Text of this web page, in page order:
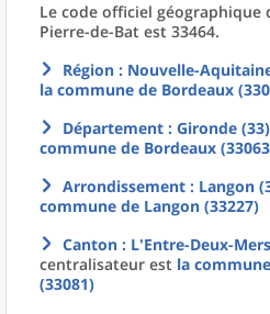
Le code officiel géographique
Pierre-de-Bat est 33464.
Région : Nouvelle-
la commune de Bordeaux
Département : Gironde (33)
commune de Bordeaux
Arrondissement : Langon
commune de Langon (33227)
Canton : L'Entre-Deux-
centralisateur est la commune
(33081)